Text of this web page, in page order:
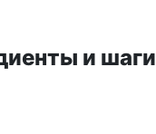
и шаги